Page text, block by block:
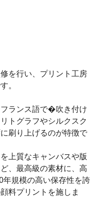
を行い、プリント工房
。
ランス語で�吹き付け
トグラフやシルクスク
刷り上げるのが特徴で
上質なキャンバスや版
、最高級の素材に、高
規模の高い保存性を誇
料プリントを施しま